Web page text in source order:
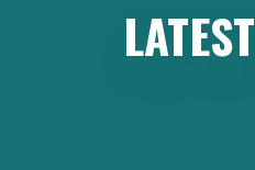
LATEST